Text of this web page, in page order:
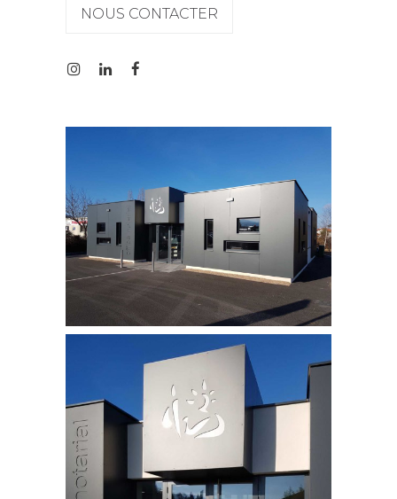
NOUS CONTACTER